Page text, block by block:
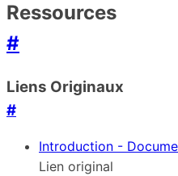
Ressources
#
Liens Originaux
#
Introduction -
Lien original